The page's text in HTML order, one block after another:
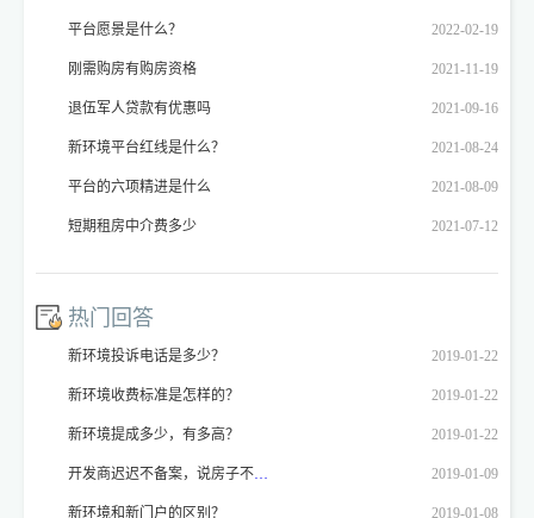
平台愿景是什么？ 2022-02-19
刚需购房有购房资格 2021-11-19
退伍军人贷款有优惠吗 2021-09-16
新环境平台红线是什么？ 2021-08-24
平台的六项精进是什么 2021-08-09
短期租房中介费多少 2021-07-12
热门回答
新环境投诉电话是多少？ 2019-01-22
新环境收费标准是怎样的？ 2019-01-22
新环境提成多少，有多高？ 2019-01-22
开发商迟迟不备案，说房子不能备案，开发商不备案怎么投诉？ 2019-01-09
新环境和新门户的区别？ 2019-01-08